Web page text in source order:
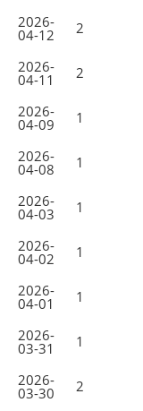
2026-
04-12 2
2026-
04-11 2
2026-
04-09 1
2026-
04-08 1
2026-
04-03 1
2026-
04-02 1
2026-
04-01 1
2026-
03-31 1
2026-
03-30 2